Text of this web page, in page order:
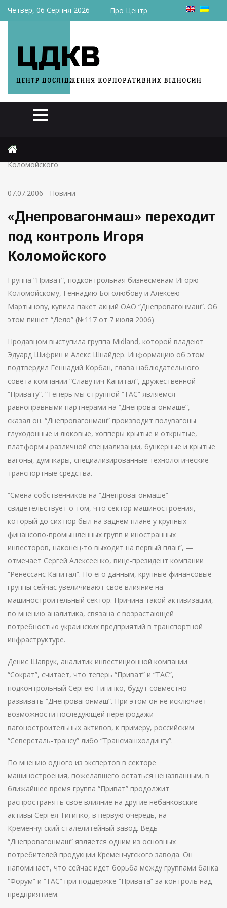
Четвер, 06 Серпня 2026 Про Центр
«Днепровагонмаш» переходит под контроль Игоря
Коломойского
07.07.2006 - Новини
«Днепровагонмаш» переходит
под контроль Игоря
Коломойского
Группа “Приват”, подконтрольная бизнесменам Игорю
Коломойскому, Геннадию Боголюбову и Алексею
Мартынову, купила пакет акций ОАО “Днепровагонмаш”. Об
этом пишет “Дело” (№117 от 7 июля 2006)
Продавцом выступила группа Midland, которой владеют
Эдуард Шифрин и Алекс Шнайдер. Информацию об этом
подтвердил Геннадий Корбан, глава наблюдательного
совета компании “Славутич Капитал”, дружественной
“Привату”. “Теперь мы с группой “ТАС” являемся
равноправными партнерами на “Днепровагонмаше”, —
сказал он. “Днепровагонмаш” производит полувагоны
глуходонные и люковые, хопперы крытые и открытые,
платформы различной специализации, бункерные и крытые
вагоны, думпкары, специализированные технологические
транспортные средства.
“Смена собственников на “Днепровагонмаше”
свидетельствует о том, что сектор машиностроения,
который до сих пор был на заднем плане у крупных
финансово-промышленных групп и иностранных
инвесторов, наконец-то выходит на первый план”, —
отмечает Сергей Алексеенко, вице-президент компании
“Ренессанс Капитал”. По его данным, крупные финансовые
группы сейчас увеличивают свое влияние на
машиностроительный сектор. Причина такой активизации,
по мнению аналитика, связана с возрастающей
потребностью украинских предприятий в транспортной
инфраструктуре.
Денис Шаврук, аналитик инвестиционной компании
“Сократ”, считает, что теперь “Приват” и “ТАС”,
подконтрольный Сергею Тигипко, будут совместно
развивать “Днепровагонмаш”. При этом он не исключает
возможности последующей перепродажи
вагоностроительных активов, к примеру, российским
“Северсталь-трансу” либо “Трансмашхолдингу”.
По мнению одного из экспертов в секторе
машиностроения, пожелавшего остаться неназванным, в
ближайшее время группа “Приват” продолжит
распространять свое влияние на другие небанковские
активы Сергея Тигипко, в первую очередь, на
Кременчугский сталелитейный завод. Ведь
“Днепровагонмаш” является одним из основных
потребителей продукции Кременчугского завода. Он
напоминает, что сейчас идет борьба между группами банка
“Форум” и “ТАС” при поддержке “Привата” за контроль над
предприятием.